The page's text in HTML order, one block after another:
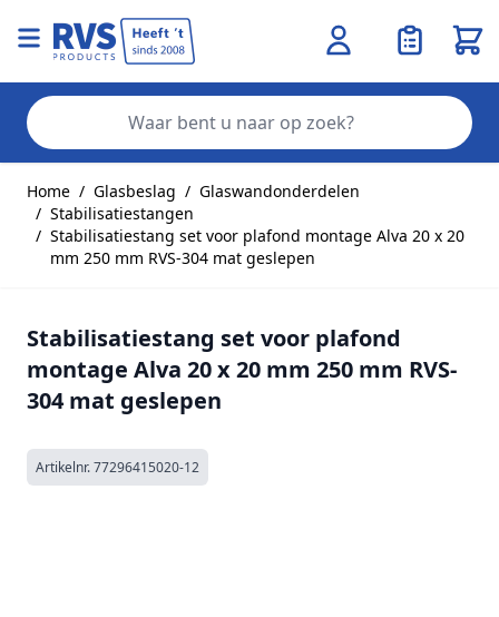
Home / Glasbeslag / Glaswandonderdelen
/ Stabilisatiestangen
/ Stabilisatiestang set voor plafond montage Alva 20 x 20
mm 250 mm RVS-304 mat geslepen
Stabilisatiestang set voor plafond
montage Alva 20 x 20 mm 250 mm RVS-
304 mat geslepen
Artikelnr.77296415020-12